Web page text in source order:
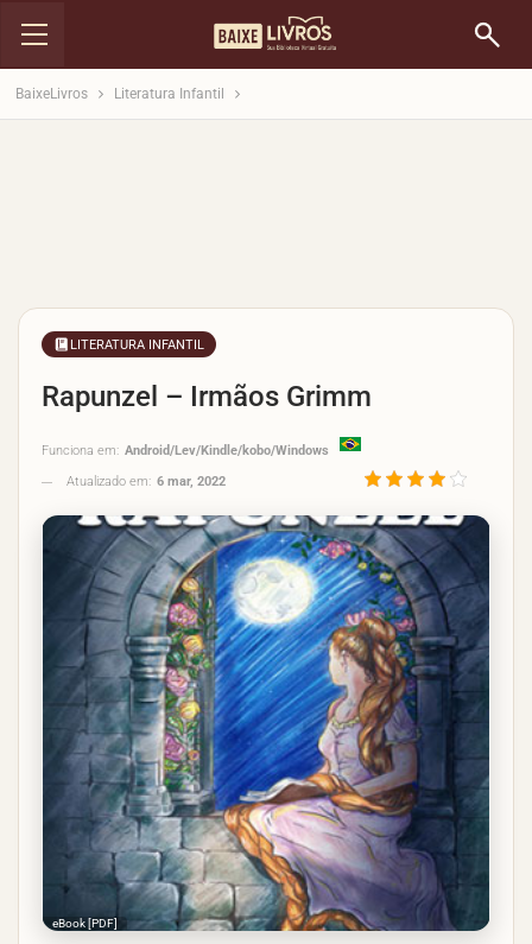
BaixeLivros Literatura Infantil
LITERATURA INFANTIL
Rapunzel – Irmãos Grimm
Funciona em: Android/Lev/Kindle/kobo/Windows
Atualizado em: 6 mar, 2022
eBook [PDF]
3.9/5
- (20
votos)